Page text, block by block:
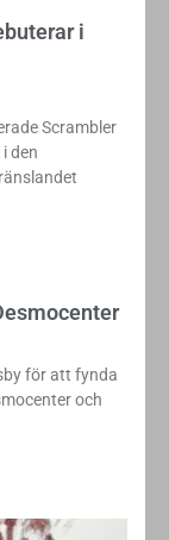
i
Scrambler
den
för att fynda
och